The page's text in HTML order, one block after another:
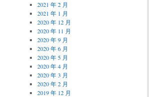
2021 年 2 月
2021 年 1 月
2020 年 12 月
2020 年 11 月
2020 年 9 月
2020 年 6 月
2020 年 5 月
2020 年 4 月
2020 年 3 月
2020 年 2 月
2019 年 12 月